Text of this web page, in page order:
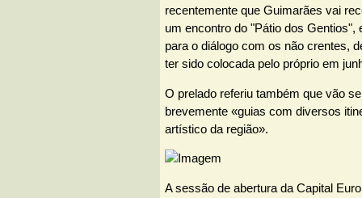
recentemente que Guimarães vai
um encontro do "Pátio dos Gentios",
para o diálogo com os não crentes,
ter sido colocada pelo próprio em
O prelado referiu também que vão
brevemente «guias com diversos
artístico da região».
A sessão de abertura da Capital